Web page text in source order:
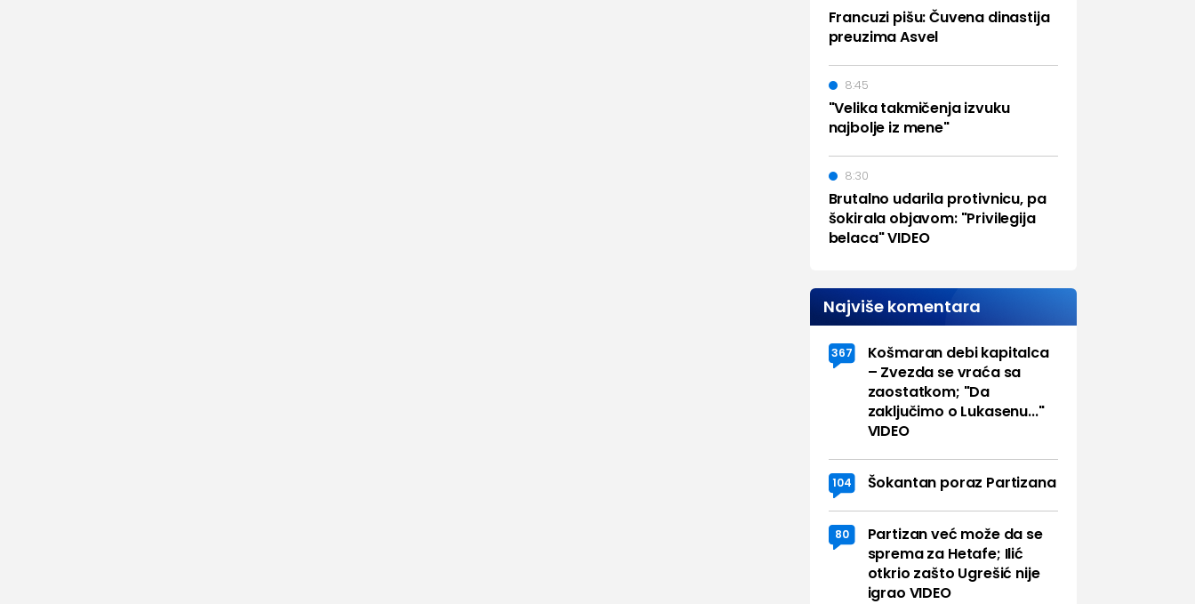
Francuzi pišu: Čuvena dinastija
preuzima Asvel
"Velika takmičenja izvuku
najbolje iz mene"
8:45
Brutalno udarila protivnicu, pa
šokirala objavom: "Privilegija
belaca" VIDEO
8:30
Najviše komentara
367
Košmaran debi kapitalca
– Zvezda se vraća sa
zaostatkom; "Da
zaključimo o Lukasenu..."
VIDEO
104 Šokantan poraz Partizana
80
Partizan već može da se
sprema za Hetafe; Ilić
otkrio zašto Ugrešić nije
igrao VIDEO